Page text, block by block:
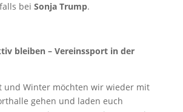
bei Sonja Trump.
bleiben – Vereinssport in der
und Winter möchten wir wieder mit
gehen und laden euch